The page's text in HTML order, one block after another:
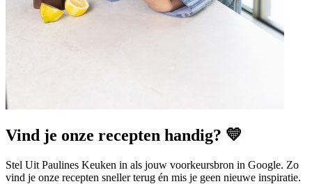
Vind je onze recepten handig? 💛
Stel Uit Paulines Keuken in als jouw voorkeursbron in Google. Zo
vind je onze recepten sneller terug én mis je geen nieuwe inspiratie.